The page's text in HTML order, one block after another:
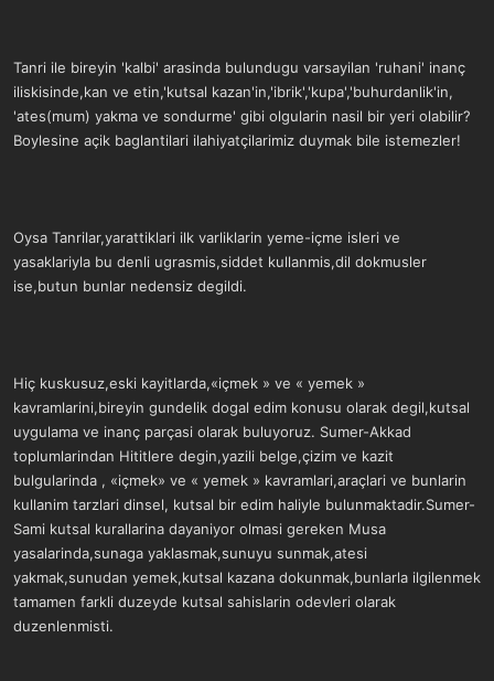
Tanri ile bireyin 'kalbi' arasinda bulundugu varsayilan 'ruhani' inanç
iliskisinde,kan ve etin,'kutsal kazan'in,'ibrik','kupa','buhurdanlik'in,
'ates(mum) yakma ve sondurme' gibi olgularin nasil bir yeri olabilir?
Boylesine açik baglantilari ilahiyatçilarimiz duymak bile istemezler!
Oysa Tanrilar,yarattiklari ilk varliklarin yeme-içme isleri ve
yasaklariyla bu denli ugrasmis,siddet kullanmis,dil dokmusler
ise,butun bunlar nedensiz degildi.
Hiç kuskusuz,eski kayitlarda,«içmek » ve « yemek »
kavramlarini,bireyin gundelik dogal edim konusu olarak degil,kutsal
uygulama ve inanç parçasi olarak buluyoruz. Sumer-Akkad
toplumlarindan Hititlere degin,yazili belge,çizim ve kazit
bulgularinda , «içmek» ve « yemek » kavramlari,araçlari ve bunlarin
kullanim tarzlari dinsel, kutsal bir edim haliyle bulunmaktadir.Sumer-
Sami kutsal kurallarina dayaniyor olmasi gereken Musa
yasalarinda,sunaga yaklasmak,sunuyu sunmak,atesi
yakmak,sunudan yemek,kutsal kazana dokunmak,bunlarla ilgilenmek
tamamen farkli duzeyde kutsal sahislarin odevleri olarak
duzenlenmisti.